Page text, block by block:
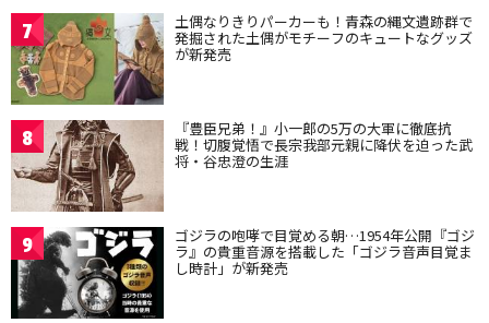
7 土偶なりきりパーカーも！青森の縄文遺跡群で
発掘された土偶がモチーフのキュートなグッズ
が新発売
8 『豊臣兄弟！』小一郎の5万の大軍に徹底抗
戦！切腹覚悟で長宗我部元親に降伏を迫った武
将・谷忠澄の生涯
9 ゴジラの咆哮で目覚める朝…1954年公開『ゴジ
ラ』の貴重音源を搭載した「ゴジラ音声目覚ま
し時計」が新発売